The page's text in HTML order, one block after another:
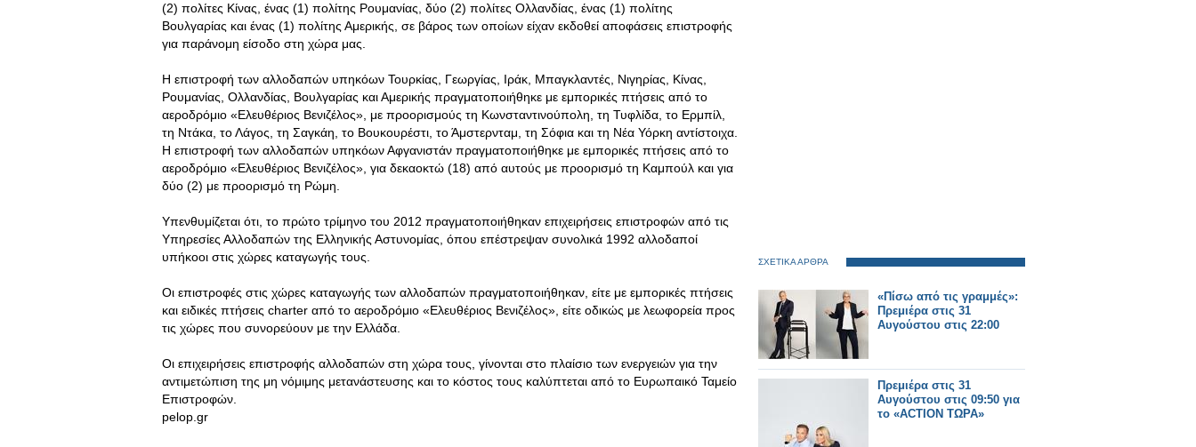
(2) πολίτες Κίνας, ένας (1) πολίτης Ρουμανίας, δύο (2) πολίτες Ολλανδίας, ένας (1) πολίτης
Βουλγαρίας και ένας (1) πολίτης Αμερικής, σε βάρος των οποίων είχαν εκδοθεί αποφάσεις επιστροφής
για παράνομη είσοδο στη χώρα μας.
Η επιστροφή των αλλοδαπών υπηκόων Τουρκίας, Γεωργίας, Ιράκ, Μπαγκλαντές, Νιγηρίας, Κίνας,
Ρουμανίας, Ολλανδίας, Βουλγαρίας και Αμερικής πραγματοποιήθηκε με εμπορικές πτήσεις από το
αεροδρόμιο «Ελευθέριος Βενιζέλος», με προορισμούς τη Κωνσταντινούπολη, τη Τυφλίδα, το Ερμπίλ,
τη Ντάκα, το Λάγος, τη Σαγκάη, το Βουκουρέστι, το Άμστερνταμ, τη Σόφια και τη Νέα Υόρκη αντίστοιχα.
Η επιστροφή των αλλοδαπών υπηκόων Αφγανιστάν πραγματοποιήθηκε με εμπορικές πτήσεις από το
αεροδρόμιο «Ελευθέριος Βενιζέλος», για δεκαοκτώ (18) από αυτούς με προορισμό τη Καμπούλ και για
δύο (2) με προορισμό τη Ρώμη.
Υπενθυμίζεται ότι, το πρώτο τρίμηνο του 2012 πραγματοποιήθηκαν επιχειρήσεις επιστροφών από τις
Υπηρεσίες Αλλοδαπών της Ελληνικής Αστυνομίας, όπου επέστρεψαν συνολικά 1992 αλλοδαποί
υπήκοοι στις χώρες καταγωγής τους.
Οι επιστροφές στις χώρες καταγωγής των αλλοδαπών πραγματοποιήθηκαν, είτε με εμπορικές πτήσεις
και ειδικές πτήσεις charter από το αεροδρόμιο «Ελευθέριος Βενιζέλος», είτε οδικώς με λεωφορεία προς
τις χώρες που συνορεύουν με την Ελλάδα.
Οι επιχειρήσεις επιστροφής αλλοδαπών στη χώρα τους, γίνονται στο πλαίσιο των ενεργειών για την
αντιμετώπιση της μη νόμιμης μετανάστευσης και το κόστος τους καλύπτεται από το Ευρωπαικό Ταμείο
Επιστροφών.
pelop.gr
ΣΧΕΤΙΚΑ ΑΡΘΡΑ
«Πίσω από τις γραμμές»:
Πρεμιέρα στις 31
Αυγούστου στις 22:00
Πρεμιέρα στις 31
Αυγούστου στις 09:50 για
το «ACTION ΤΩΡΑ»